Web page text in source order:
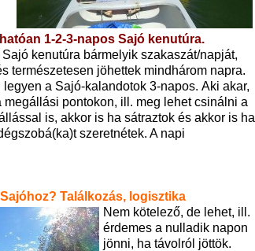
1-2-3-napos Sajó kenutúra.
kenutúra bármelyik szakaszát/napját,
természetesen jöhettek mindhárom napra.
legyen a Sajó-kalandotok 3-napos. Aki akar,
megállási pontokon, ill. meg lehet csinálni a
is, akkor is ha sátraztok és akkor is ha
szeretnétek. A napi
Találkozás, logisztika
Nem kötelező, de lehet, ill.
érdemes a nulladik napon
jönni, ha távolról jöttök.